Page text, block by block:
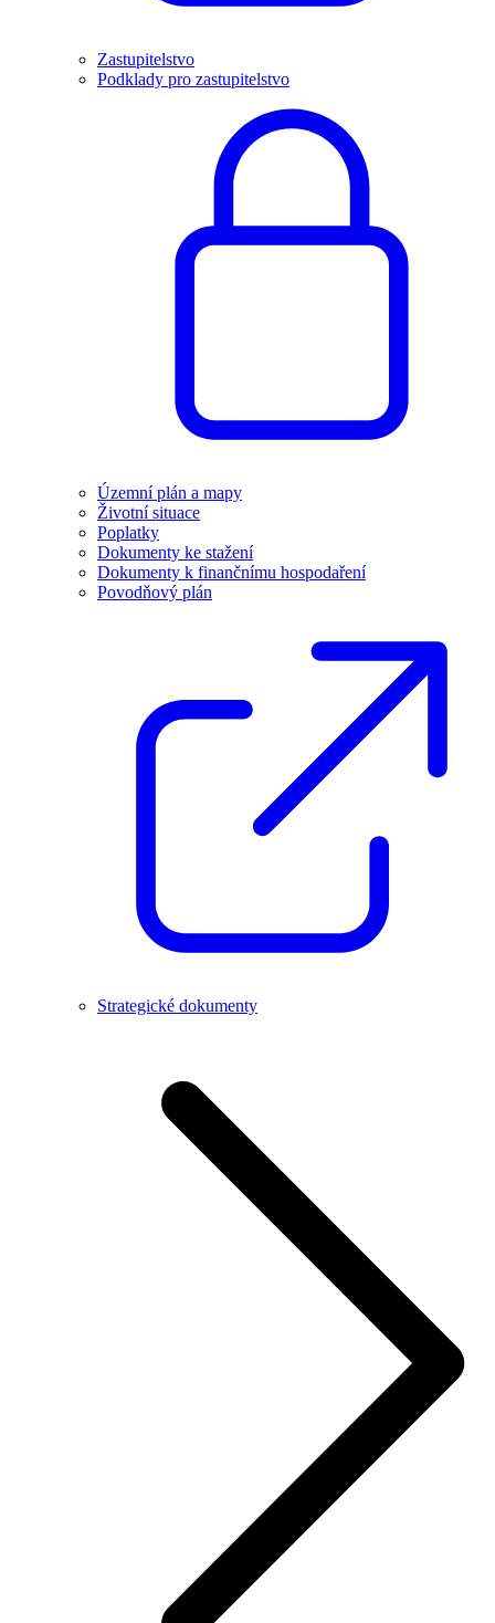
Zastupitelstvo
Podklady pro zastupitelstvo
Územní plán a mapy
Životní situace
Poplatky
Dokumenty ke stažení
Dokumenty k finančnímu hospodaření
Povodňový plán
Strategické dokumenty